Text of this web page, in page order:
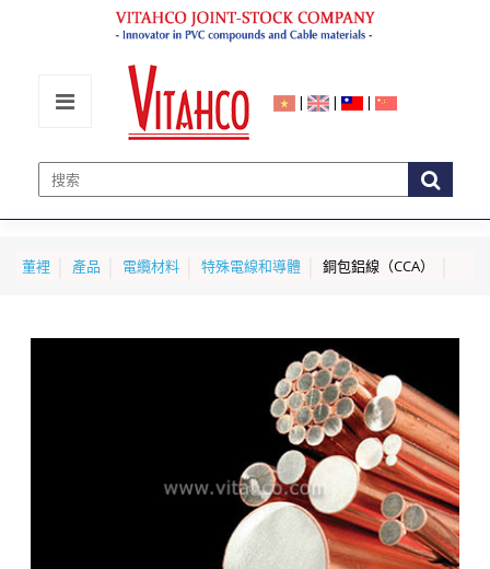
| | |
董裡 產品 電纜材料 特殊電線和導體 銅包鋁線（CCA）